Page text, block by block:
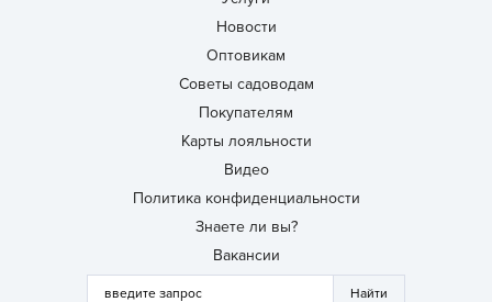
Новости
Оптовикам
Советы садоводам
Покупателям
Карты лояльности
Видео
Политика конфиденциальности
Знаете ли вы?
Вакансии